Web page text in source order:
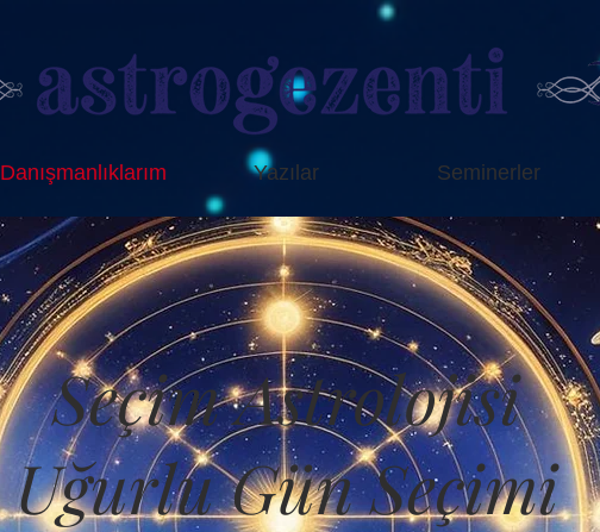
Danışmanlıklarım Yazılar Seminerler
Seçim Astrolojisi
Uğurlu Gün Seçimi